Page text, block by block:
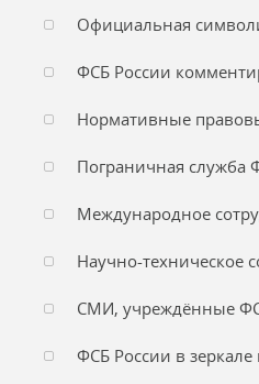
Официальная
ФСБ России
Нормативные
Пограничная служба
Международное
Научно-техническое
СМИ, учреждённые
ФСБ России в зеркале